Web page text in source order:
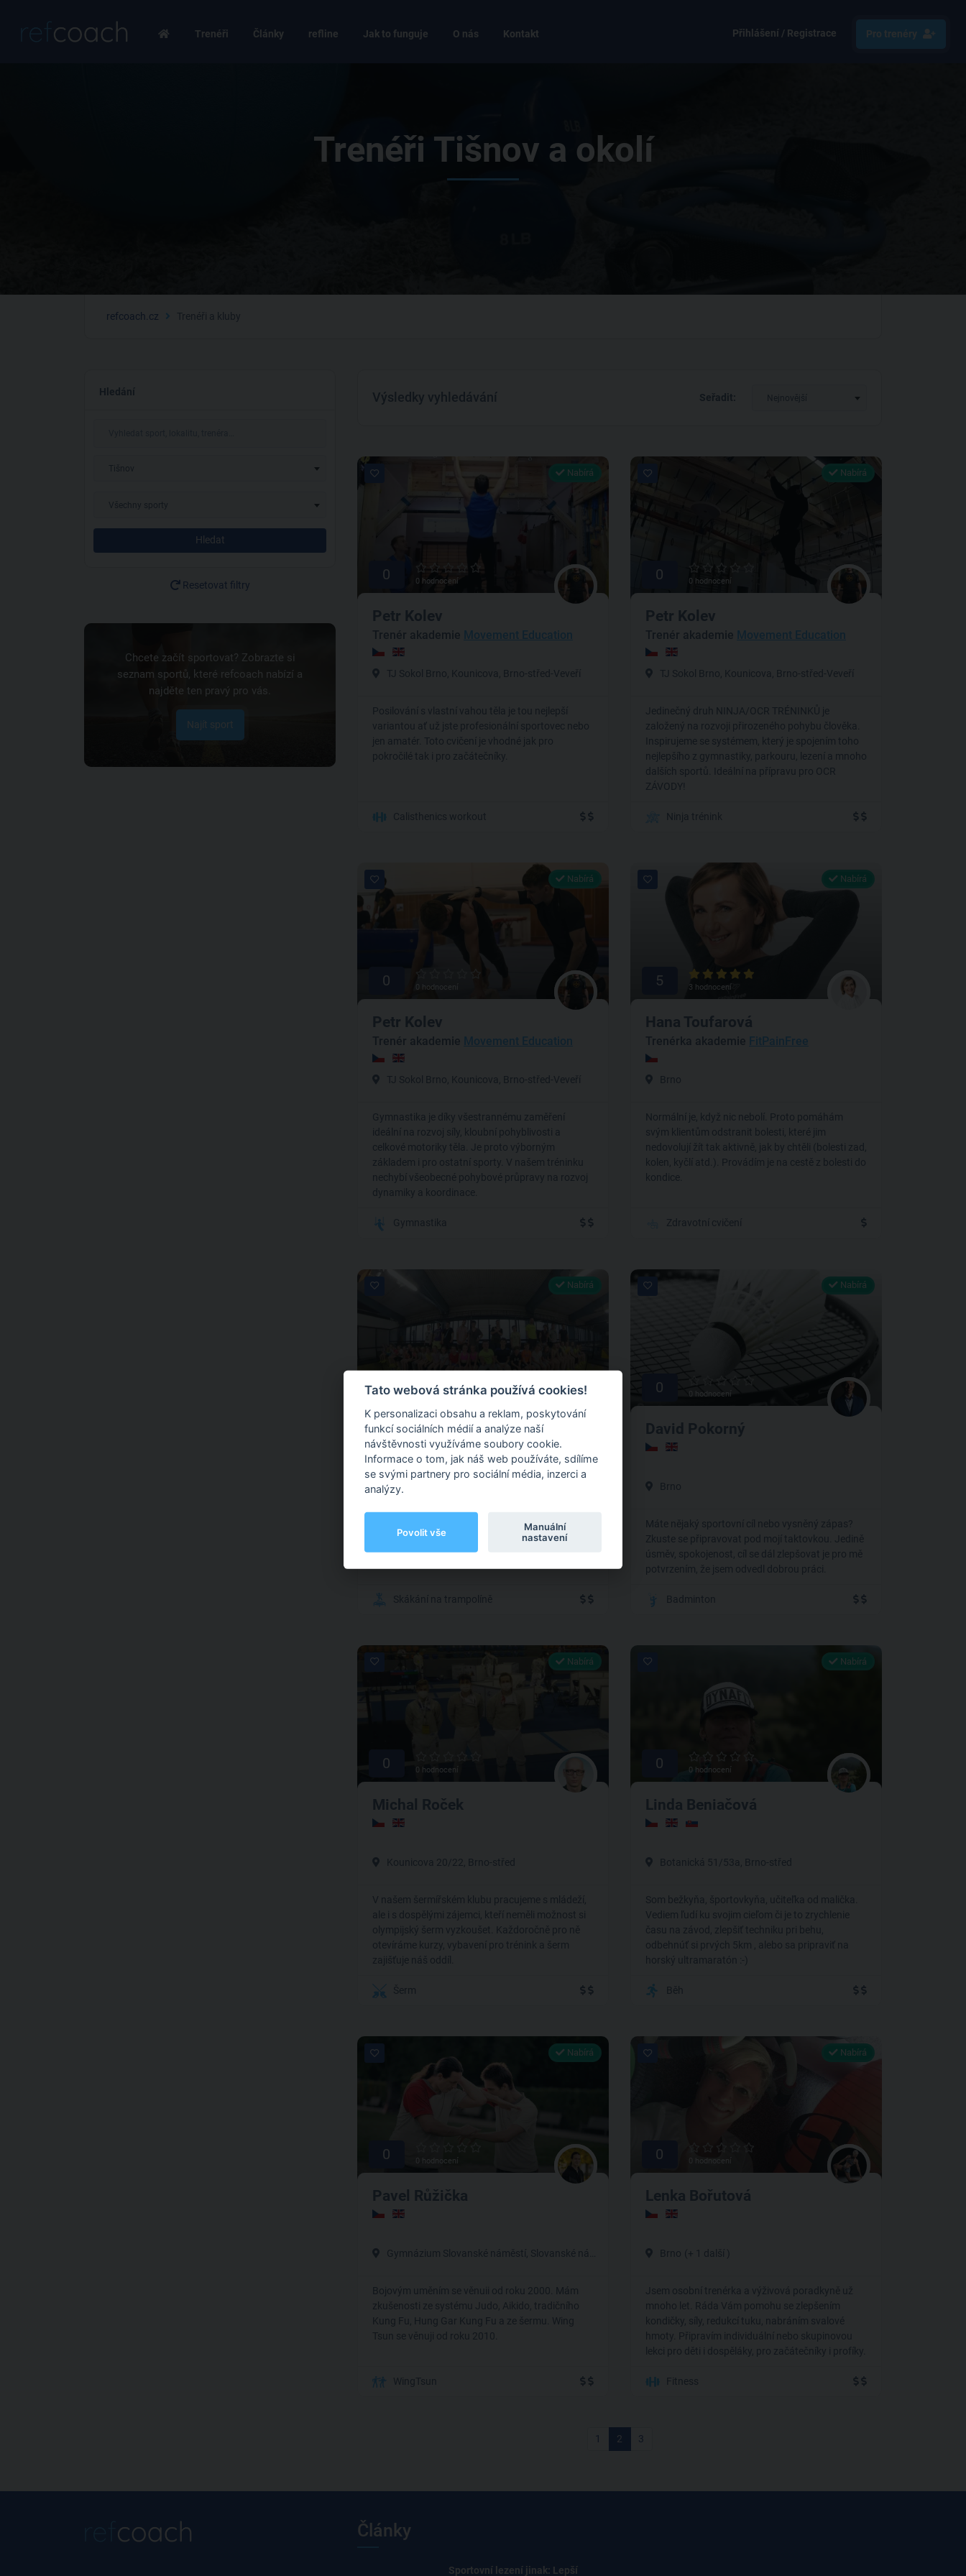
Trenéři Články refline Jak to funguje O nás Kontakt Přihlášení / Registrace Pro trenéry
Trenéři Tišnov a okolí
refcoach.cz Trenéři a kluby
Hledání
Tišnov
Všechny sporty
Hledat
Resetovat filtry
Chcete začít sportovat? Zobrazte si
seznam sportů, které refcoach nabízí a
najděte ten pravý pro vás.
Najít sport
Výsledky vyhledávání Seřadit: Nejnovější
Nabírá
0 0 hodnocení
Petr Kolev
Trenér akademie Movement Education
TJ Sokol Brno, Kounicova, Brno-střed-Veveří
Posilování s vlastní vahou těla je tou nejlepší
variantou ať už jste profesionální sportovec nebo
jen amatér. Toto cvičení je vhodné jak pro
pokročilé tak i pro začátečníky.
Calisthenics workout
Nabírá
0 0 hodnocení
Petr Kolev
Trenér akademie Movement Education
TJ Sokol Brno, Kounicova, Brno-střed-Veveří
Jedinečný druh NINJA/OCR TRÉNINKŮ je
založený na rozvoji přirozeného pohybu člověka.
Inspirujeme se systémem, který je spojením toho
nejlepšího z gymnastiky, parkouru, lezení a mnoho
dalších sportů. Ideální na přípravu pro OCR
ZÁVODY!
Ninja trénink
Nabírá
0 0 hodnocení
Petr Kolev
Trenér akademie Movement Education
TJ Sokol Brno, Kounicova, Brno-střed-Veveří
Gymnastika je díky všestrannému zaměření
ideální na rozvoj síly, kloubní pohyblivosti a
celkové motoriky těla. Je proto výborným
základem i pro ostatní sporty. V našem tréninku
nechybí všeobecné pohybové průpravy na rozvoj
dynamiky a koordinace.
Gymnastika
Nabírá
5 3 hodnocení
Hana Toufarová
Trenérka akademie FitPainFree
Brno
Normální je, když nic nebolí. Proto pomáhám
svým klientům odstranit bolesti, které jim
nedovolují žít tak aktivně, jak by chtěli (bolesti zad,
kolen, kyčlí atd.). Provádím je na cestě z bolesti do
kondice.
Zdravotní cvičení
Nabírá
0 0 hodnocení
Lubomír Komínek
Vídeňská 99, Brno-střed
Zaměřuji se na akrobacii a fitness. Co je pro mě
nejdůležitější, tak to abych předal své zkušenosti
klientovi a hlavně aby byla zábava.
Skákání na trampolíně
Nabírá
0 0 hodnocení
David Pokorný
Brno
Máte nějaký sportovní cíl nebo vysněný zápas?
Zkuste se připravovat pod mojí taktovkou. Jedině
úsměv, spokojenost, cíl se dál zlepšovat je pro mě
potvrzením, že jsem odvedl dobrou práci.
Badminton
Nabírá
0 0 hodnocení
Michal Roček
Kounicova 20/22, Brno-střed
V našem šermířském klubu pracujeme s mládeží,
ale i s dospělými zájemci, kteří neměli možnost si
olympijský šerm vyzkoušet. Každoročně pro ně
otevíráme kurzy, vybavení pro trénink a šerm
zajišťuje náš oddíl.
Šerm
Nabírá
0 0 hodnocení
Linda Beniačová
Botanická 51/53a, Brno-střed
Som bežkyňa, športovkyňa, učiteľka od malička.
Vediem ľudí ku svojim cieľom či je to zrychlenie
času na závod, zlepšiť techniku pri behu,
odbehnúť si prvých 5km , alebo sa pripraviť na
horský ultramaratón :-)
Běh
Nabírá
0 0 hodnocení
Pavel Růžička
Gymnázium Slovanské náměstí, Slovanské náměstí, Brno-Královo Pole
Bojovým uměním se věnuii od roku 2000. Mám
zkušenosti ze systému Judo, Aikido, tradičního
Kung Fu, Hung Gar Kung Fu a ze šermu. Wing
Tsun se věnuji od roku 2010.
WingTsun
Nabírá
0 0 hodnocení
Lenka Bořutová
Brno (+ 1 další )
Jsem osobní trenérka a výživová poradkyně už
mnoho let. Ráda Vám pomohu se zlepšením
kondičky, síly, redukcí tuku, nabráním svalové
hmoty. Připravím individuální nebo skupinovou
lekci pro děti i dospěláky, pro začátečníky i profíky.
Fitness
1 2 3
Články
Sportovní lezení jinak: Lepší
Tato webová stránka používá cookies!
K personalizaci obsahu a reklam, poskytování
funkcí sociálních médií a analýze naší
návštěvnosti využíváme soubory cookie.
Informace o tom, jak náš web používáte, sdílíme
se svými partnery pro sociální média, inzerci a
analýzy.
Povolit vše
Manuální
nastavení